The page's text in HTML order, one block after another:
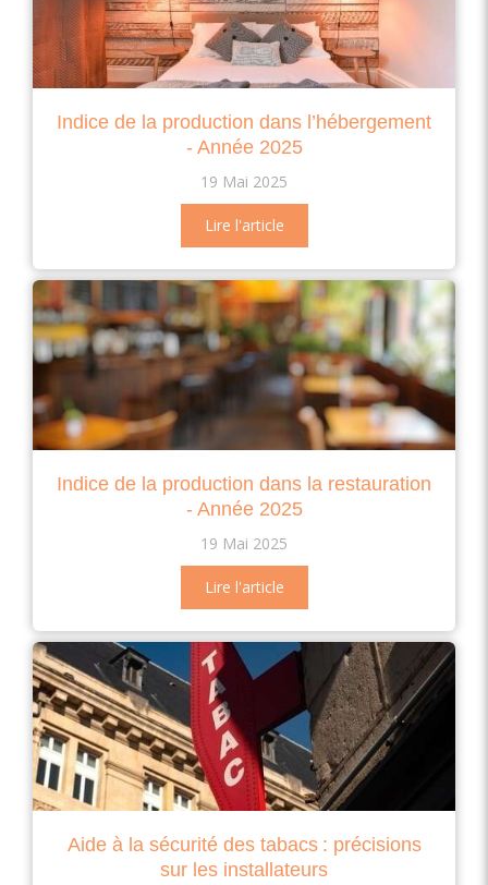
Indice de la production dans l’hébergement
- Année 2025
19 Mai 2025
Lire l'article
Indice de la production dans la restauration
- Année 2025
19 Mai 2025
Lire l'article
Aide à la sécurité des tabacs : précisions
sur les installateurs